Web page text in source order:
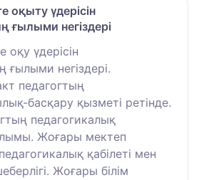
оқыту үдерісін
негіздері
үдерісін
негіздері.
педагогтың
басқару қызметі ретінде.
педагогикалық
Жоғары мектеп
қабілеті мен
Жоғары білім